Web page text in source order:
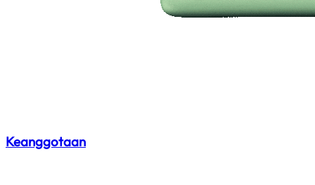
Keanggotaan